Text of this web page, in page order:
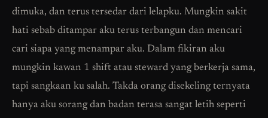
dimuka, dan terus tersedar dari lelapku. Mungkin sakit
hati sebab ditampar aku terus terbangun dan mencari
cari siapa yang menampar aku. Dalam fikiran aku
mungkin kawan 1 shift atau steward yang berkerja sama,
tapi sangkaan ku salah. Takda orang disekeling ternyata
hanya aku sorang dan badan terasa sangat letih seperti